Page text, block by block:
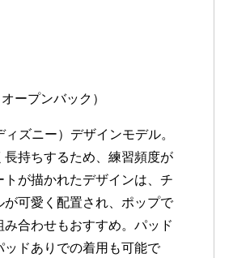
オープンバック）
ズニー）デザインモデル。
持ちするため、練習頻度が
が描かれたデザインは、チ
可愛く配置され、ポップで
合わせもおすすめ。パッド
ドありでの着用も可能で